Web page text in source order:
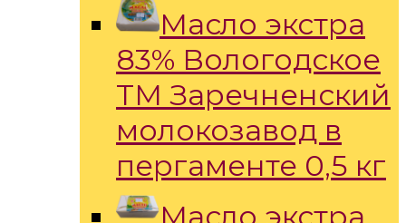
Масло экстра
83% Вологодское
ТМ Заречненский
молокозавод в
пергаменте 0,5 кг
Масло экстра